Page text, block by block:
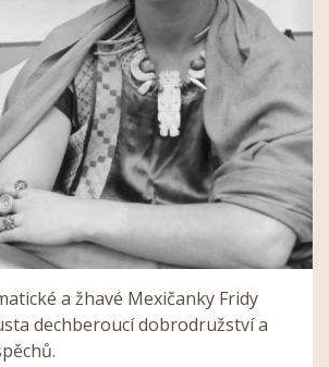
a žhavé Mexičanky Fridy
dechberoucí dobrodružství a